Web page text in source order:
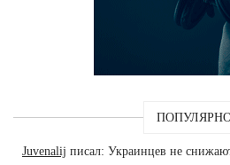
Juvenalij писал: Украинцев не